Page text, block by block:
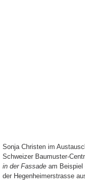
Sonja Christen im
Schweizer Baumuster-
in der Fassade am Beispiel
der Hegenheimerstrasse